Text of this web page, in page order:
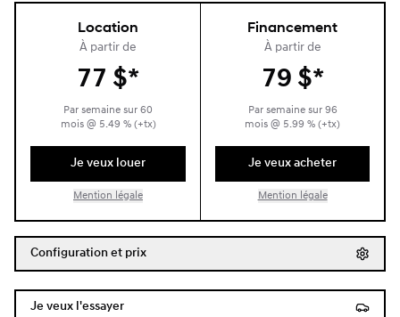
Location
À partir de
77 $*
Par semaine sur 60
mois@ 5.49 % (+tx)
Je veux louer
Mention légale
Financement
À partir de
79 $*
Par semaine sur 96
mois @ 5.99 % (+tx)
Je veux acheter
Mention légale
Configuration et prix
Je veux l'essayer